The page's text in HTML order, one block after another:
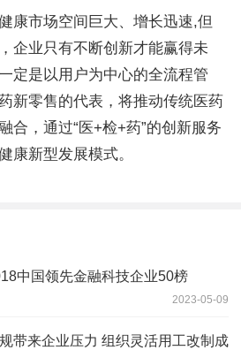
康市场空间巨大、增长迅速,但
企业只有不断创新才能赢得未
定是以用户为中心的全流程管
新零售的代表，将推动传统医药
合，通过“医+检+药”的创新服务
康新型发展模式。
中国领先金融科技企业50榜
2023-05-09
带来企业压力 组织灵活用工改制成